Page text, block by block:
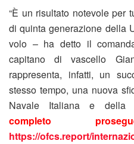
“È un risultato notevole per
di quinta generazione della
volo – ha detto il
capitano di vascello
rappresenta, infatti, un
stesso tempo, una nuova
Navale Italiana e della
completo
https://ofcs.report/